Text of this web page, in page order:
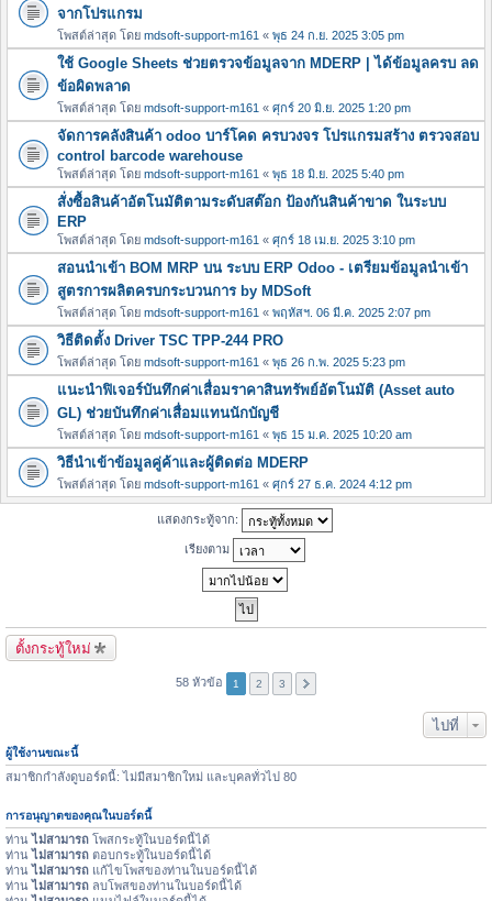
จากโปรแกรม
โพสต์ล่าสุด โดย mdsoft-support-m161 « พุธ 24 ก.ย. 2025 3:05 pm
ใช้ Google Sheets ช่วยตรวจข้อมูลจาก MDERP | ได้ข้อมูลครบ ลด
ข้อผิดพลาด
โพสต์ล่าสุด โดย mdsoft-support-m161 « ศุกร์ 20 มิ.ย. 2025 1:20 pm
จัดการคลังสินค้า odoo บาร์โคด ครบวงจร โปรแกรมสร้าง ตรวจสอบ
control barcode warehouse
โพสต์ล่าสุด โดย mdsoft-support-m161 « พุธ 18 มิ.ย. 2025 5:40 pm
สั่งซื้อสินค้าอัตโนมัติตามระดับสต๊อก ป้องกันสินค้าขาด ในระบบ
ERP
โพสต์ล่าสุด โดย mdsoft-support-m161 « ศุกร์ 18 เม.ย. 2025 3:10 pm
สอนนำเข้า BOM MRP บน ระบบ ERP Odoo - เตรียมข้อมูลนำเข้า
สูตรการผลิตครบกระบวนการ by MDSoft
โพสต์ล่าสุด โดย mdsoft-support-m161 « พฤหัสฯ. 06 มี.ค. 2025 2:07 pm
วิธีติดตั้ง Driver TSC TPP-244 PRO
โพสต์ล่าสุด โดย mdsoft-support-m161 « พุธ 26 ก.พ. 2025 5:23 pm
แนะนำฟิเจอร์บันทึกค่าเสื่อมราคาสินทรัพย์อัตโนมัติ (Asset auto
GL) ช่วยบันทึกค่าเสื่อมแทนนักบัญชี
โพสต์ล่าสุด โดย mdsoft-support-m161 « พุธ 15 ม.ค. 2025 10:20 am
วิธีนำเข้าข้อมูลคู่ค้าและผู้ติดต่อ MDERP
โพสต์ล่าสุด โดย mdsoft-support-m161 « ศุกร์ 27 ธ.ค. 2024 4:12 pm
แสดงกระทู้จาก:
เรียงตาม
ตั้งกระทู้ใหม่
58 หัวข้อ 1 2 3
ไปที่
ผู้ใช้งานขณะนี้
สมาชิกกำลังดูบอร์ดนี้: ไม่มีสมาชิกใหม่ และบุคลทั่วไป 80
การอนุญาตของคุณในบอร์ดนี้
ท่านไม่สามารถ โพสกระทู้ในบอร์ดนี้ได้
ท่านไม่สามารถ ตอบกระทู้ในบอร์ดนี้ได้
ท่านไม่สามารถ แก้ไขโพสของท่านในบอร์ดนี้ได้
ท่านไม่สามารถ ลบโพสของท่านในบอร์ดนี้ได้